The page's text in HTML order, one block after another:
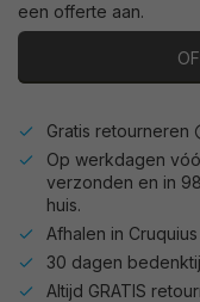
een offerte aan.
Gratis retourneren
Op werkdagen
verzonden en in
huis.
Afhalen in
30 dagen
Altijd GRATIS